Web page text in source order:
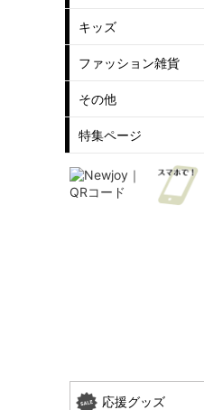
キッズ
ファッション雑貨
その他
特集ページ
応援グッズ